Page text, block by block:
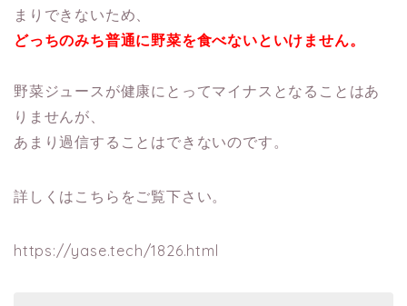
まりできないため、
どっちのみち普通に野菜を食べないといけません。
野菜ジュースが健康にとってマイナスとなることはあ
りませんが、
あまり過信することはできないのです。
詳しくはこちらをご覧下さい。
https://yase.tech/1826.html